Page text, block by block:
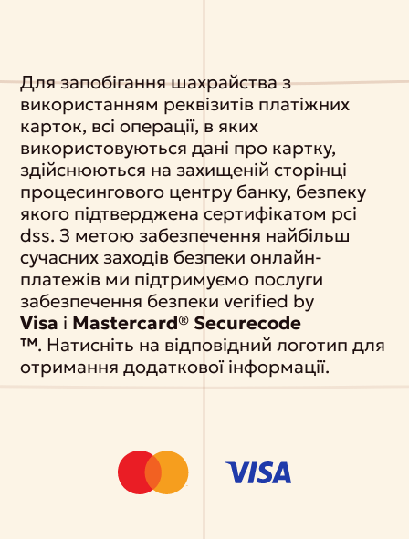
Для запобігання шахрайства з
використанням реквізитів платіжних
карток, всі операції, в яких
використовуються дані про картку,
здійснюються на захищеній сторінці
процесингового центру банку, безпеку
якого підтверджена сертифікатом pci
dss. З метою забезпечення найбільш
сучасних заходів безпеки онлайн-
платежів ми підтримуємо послуги
забезпечення безпеки verified by
Visa і Mastercard® Securecode
™. Натисніть на відповідний логотип для
отримання додаткової інформації.